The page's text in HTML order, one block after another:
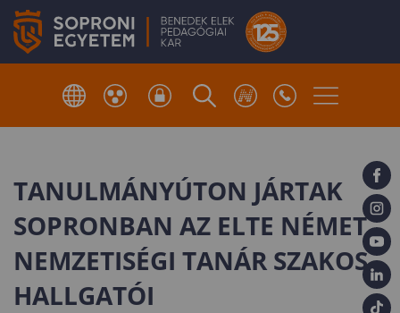
TANULMÁNYÚTON JÁRTAK
SOPRONBAN AZ ELTE NÉMET
NEMZETISÉGI TANÁR SZAKOS
HALLGATÓI